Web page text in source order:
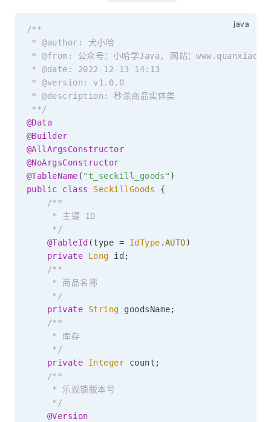
/**
* @author: 犬小哈
* @from: 公众号：小哈学Java, 网站：
* @date: 2022-12-13 14:13
* @version: v1.0.0
* @description: 秒杀商品实体类
**/
@Data
@Builder
@AllArgsConstructor
@NoArgsConstructor
@TableName ( "t_seckill_goods" )
public
class SeckillGoods
{
/**
     * 主键 ID
     */
@TableId (type = IdType .AUTO)
private
Long id ;
/**
     * 商品名称
     */
private
String goodsName;
/**
     * 库存
     */
private
Integer count ;
/**
     * 乐观锁版本号
     */
@Version